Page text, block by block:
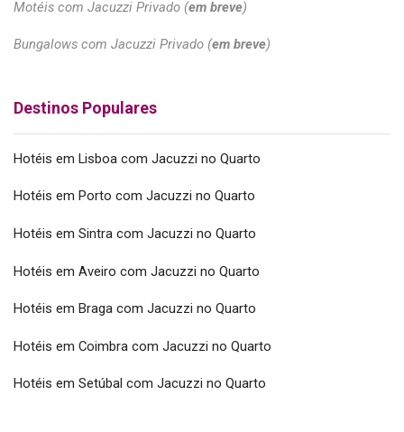
Motéis com Jacuzzi Privado (em breve)
Bungalows com Jacuzzi Privado (em breve)
Destinos Populares
Hotéis em Lisboa com Jacuzzi no Quarto
Hotéis em Porto com Jacuzzi no Quarto
Hotéis em Sintra com Jacuzzi no Quarto
Hotéis em Aveiro com Jacuzzi no Quarto
Hotéis em Braga com Jacuzzi no Quarto
Hotéis em Coimbra com Jacuzzi no Quarto
Hotéis em Setúbal com Jacuzzi no Quarto